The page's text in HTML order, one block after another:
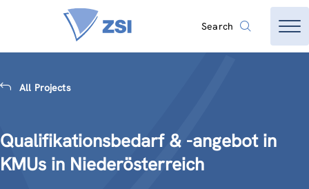
Search
All Projects
Qualifikationsbedarf & -angebot in
KMUs in Niederösterreich